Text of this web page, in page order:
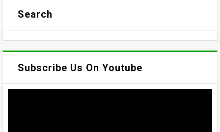
Search
Subscribe Us On Youtube